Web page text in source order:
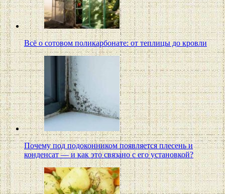
Всё о сотовом поликарбонате: от теплицы до кровли
Почему под подоконником появляется плесень и
конденсат — и как это связано с его установкой?